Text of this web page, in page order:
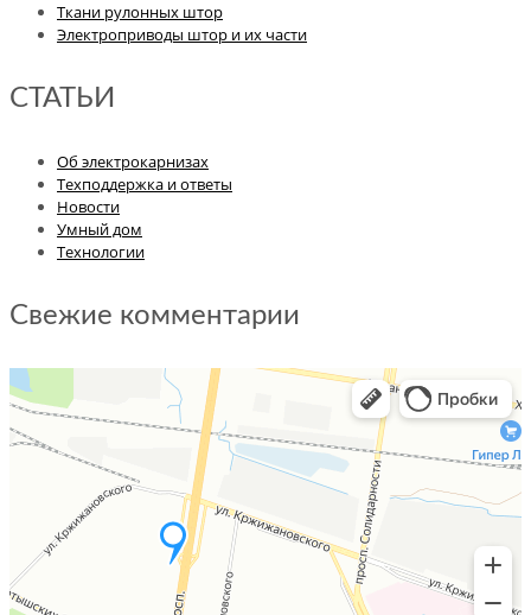
Ткани рулонных штор
Электроприводы штор и их части
СТАТЬИ
Об электрокарнизах
Техподдержка и ответы
Новости
Умный дом
Технологии
Свежие комментарии